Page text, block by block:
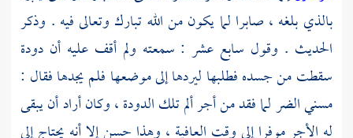
بالذي بلغه ، صابرا لما يكون من الله تبارك وتعالى فيه . وذكر
الحديث . وقول سابع عشر : سمعته ولم أقف عليه أن دودة
سقطت من جسده فطلبها ليردها إلى موضعها فلم يجدها فقال :
مسني الضر لما فقد من أجر ألم تلك الدودة ، وكان أراد أن يبقى